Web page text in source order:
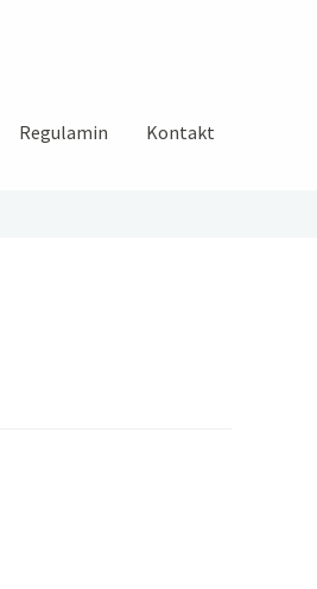
Regulamin Kontakt